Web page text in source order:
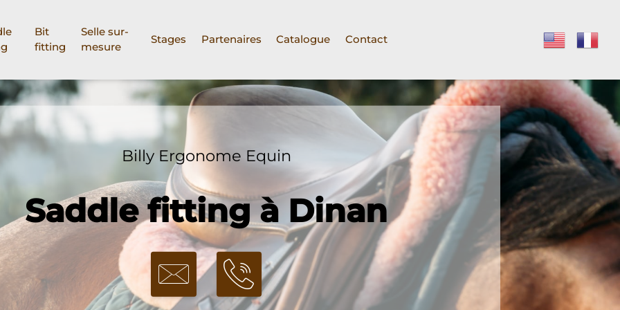
Bit
fitting
Selle sur-
mesure
Stages Partenaires Catalogue Contact
Billy Ergonome Equin
Saddle fitting à Dinan